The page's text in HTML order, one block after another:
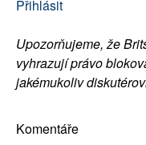
Přihlásit
Upozorňujeme, že
vyhrazují právo
jakémukoliv
Komentáře